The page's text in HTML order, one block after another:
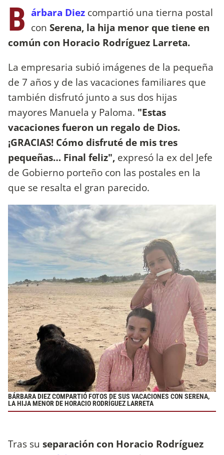
B árbara Diez compartió una tierna postal
con Serena, la hija menor que tiene en
común con Horacio Rodríguez Larreta.
La empresaria subió imágenes de la pequeña
de 7 años y de las vacaciones familiares que
también disfrutó junto a sus dos hijas
mayores Manuela y Paloma. "Estas
vacaciones fueron un regalo de Dios.
¡GRACIAS! Cómo disfruté de mis tres
pequeñas… Final feliz", expresó la ex del Jefe
de Gobierno porteño con las postales en la
que se resalta el gran parecido.
BÁRBARA DIEZ COMPARTIÓ FOTOS DE SUS VACACIONES CON SERENA,
LA HIJA MENOR DE HORACIO RODRÍGUEZ LARRETA
Tras su separación con Horacio Rodríguez